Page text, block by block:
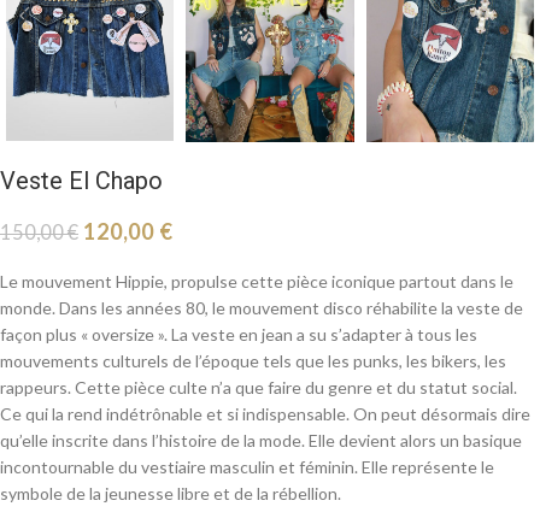
Veste El Chapo
150,00€ 120,00 €
Le mouvement Hippie, propulse cette pièce iconique partout dans le
monde. Dans les années 80, le mouvement disco réhabilite la veste de
façon plus « oversize ». La veste en jean a su s’adapter à tous les
mouvements culturels de l’époque tels que les punks, les bikers, les
rappeurs. Cette pièce culte n’a que faire du genre et du statut social.
Ce qui la rend indétrônable et si indispensable. On peut désormais dire
qu’elle inscrite dans l’histoire de la mode. Elle devient alors un basique
incontournable du vestiaire masculin et féminin. Elle représente le
symbole de la jeunesse libre et de la rébellion.